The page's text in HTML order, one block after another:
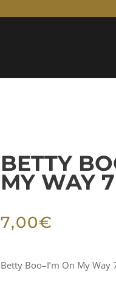
BETTY
MY WAY
7,00€
Betty Boo–I’m On My Way